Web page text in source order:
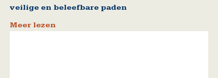
veilige en beleefbare paden
Meer lezen